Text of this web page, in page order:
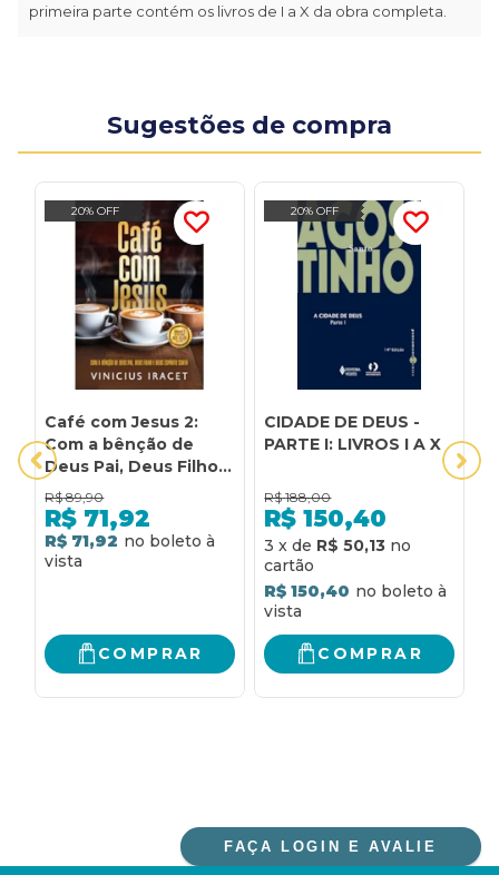
primeira parte contém os livros de I a X da obra completa.
Sugestões de compra
20% OFF
Café com Jesus 2:
Com a bênção de
Deus Pai, Deus Filho e
Deus Espírito Santo
R$ 89,90
R$ 71,92
R$ 71,92
COMPRAR
20% OFF
CIDADE DE DEUS -
PARTE I: LIVROS I A X
R$ 188,00
R$ 150,40
3 x de R$ 50,13
R$ 150,40
COMPRAR
FAÇA LOGIN E AVALIE